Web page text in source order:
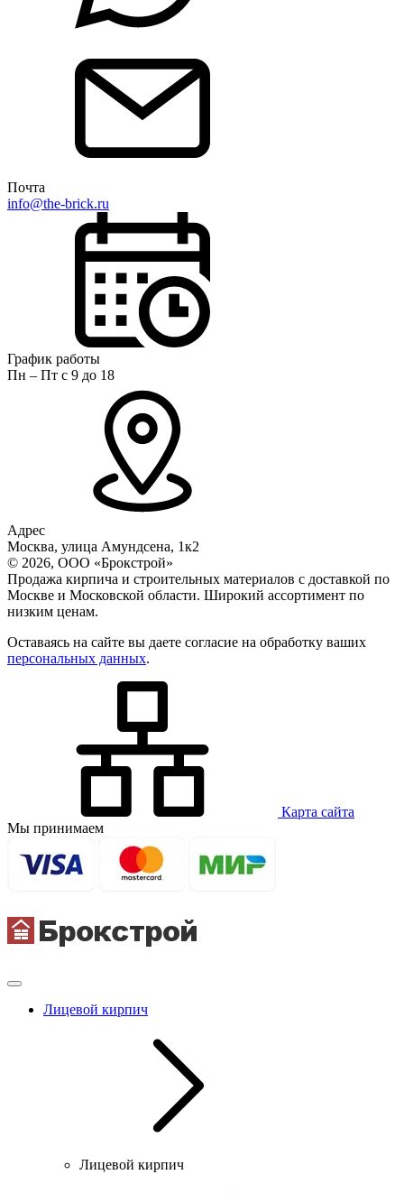
Почта
info@the-brick.ru
График работы
Пн – Пт с 9 до 18
Адрес
Москва, улица Амундсена, 1к2
© 2026, ООО «Брокстрой»
Продажа кирпича и строительных материалов с доставкой по
Москве и Московской области. Широкий ассортимент по
низким ценам.
Оставаясь на сайте вы даете согласие на обработку ваших
персональных данных.
Карта сайта
Мы принимаем
Лицевой кирпич
Лицевой кирпич